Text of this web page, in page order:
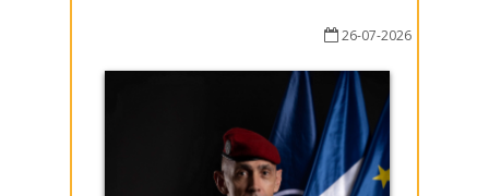
26-07-2026